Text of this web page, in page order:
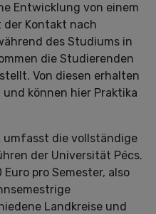
Entwicklung von einem
der Kontakt nach
des Studiums in
die Studierenden
Von diesen erhalten
können hier Praktika
umfasst die vollständige
der Universität Pécs.
pro Semester, also
Landkreise und